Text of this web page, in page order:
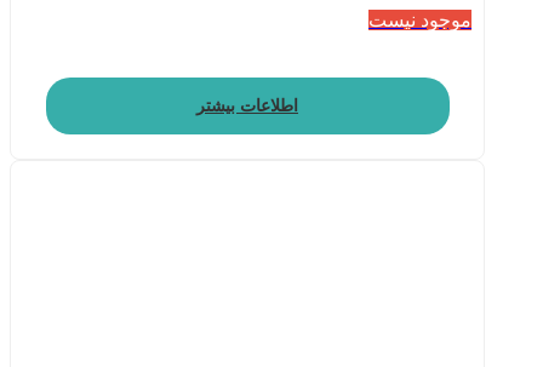
موجود نیست
اطلاعات بیشتر